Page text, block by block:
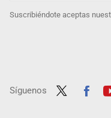
Suscribiéndote aceptas
Síguenos